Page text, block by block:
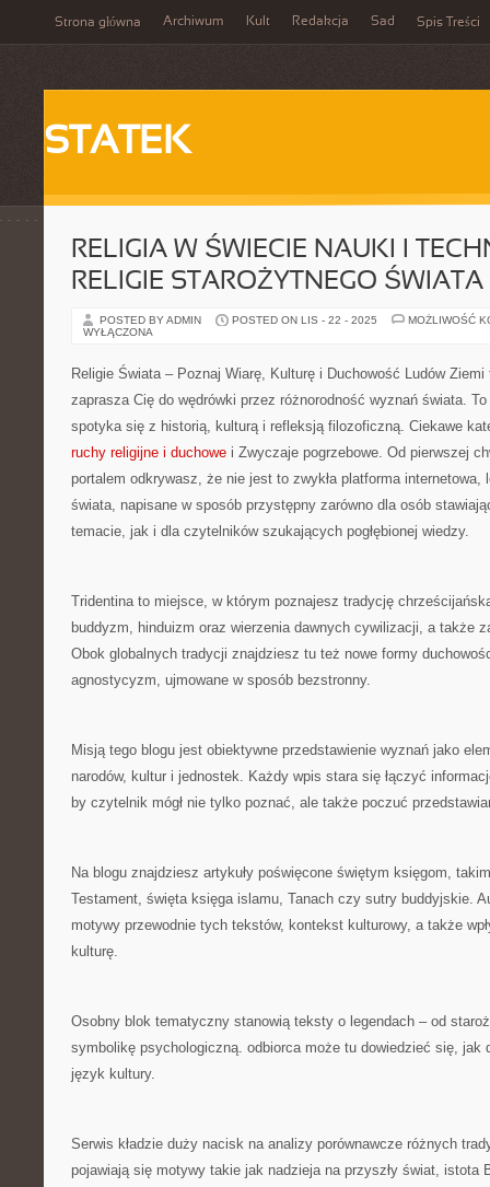
Strona główna Archiwum Kult Redakcja Sad Spis Treści
STATEK
RELIGIA W ŚWIECIE NAUKI I
RELIGIE STAROŻYTNEGO ŚWIATA
POSTED BY ADMIN POSTED ON LIS - 22 - 2025
MOŻLIWOŚĆ
WYŁĄCZONA
Religie Świata – Poznaj Wiarę, Kulturę i Duchowość Ludów
zaprasza Cię do wędrówki przez różnorodność wyznań świata.
spotyka się z historią, kulturą i refleksją filozoficzną. Ciekawe
ruchy religijne i duchowe i Zwyczaje pogrzebowe. Od pierwszej
portalem odkrywasz, że nie jest to zwykła platforma internetowa,
świata, napisane w sposób przystępny zarówno dla osób
temacie, jak i dla czytelników szukających pogłębionej wiedzy.
Tridentina to miejsce, w którym poznajesz tradycję
buddyzm, hinduizm oraz wierzenia dawnych cywilizacji, a także
Obok globalnych tradycji znajdziesz tu też nowe formy
agnostycyzm, ujmowane w sposób bezstronny.
Misją tego blogu jest obiektywne przedstawienie wyznań jako
narodów, kultur i jednostek. Każdy wpis stara się łączyć
by czytelnik mógł nie tylko poznać, ale także poczuć
Na blogu znajdziesz artykuły poświęcone świętym księgom,
Testament, święta księga islamu, Tanach czy sutry buddyjskie.
motywy przewodnie tych tekstów, kontekst kulturowy, a także
kulturę.
Osobny blok tematyczny stanowią teksty o legendach – od
symbolikę psychologiczną. odbiorca może tu dowiedzieć się, jak
język kultury.
Serwis kładzie duży nacisk na analizy porównawcze różnych
pojawiają się motywy takie jak nadzieja na przyszły świat, istota